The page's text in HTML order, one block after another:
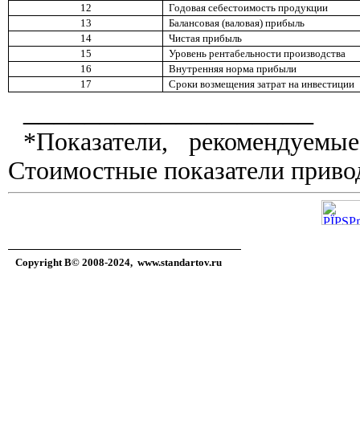
12
Годовая себестоимость продукции
13
Балансовая (валовая) прибыль
14
Чистая прибыль
15
Уровень рентабельности производства
16
Внутренняя норма прибыли
17
Сроки возмещения затрат на инвестиции
*Показатели,
Стоимостные показатели
Copyright В© 2008-2024, www.standartov.ru